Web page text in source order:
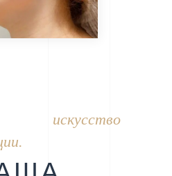
искусство